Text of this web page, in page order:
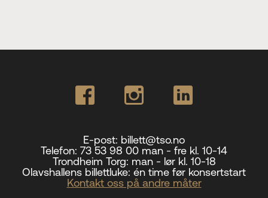
E-post: billett@tso.no
Telefon: 73 53 98 00 man - fre kl. 10-14
Trondheim Torg: man - lør kl. 10-18
Olavshallens billettluke: én time før konsertstart
Kontakt oss på andre måter